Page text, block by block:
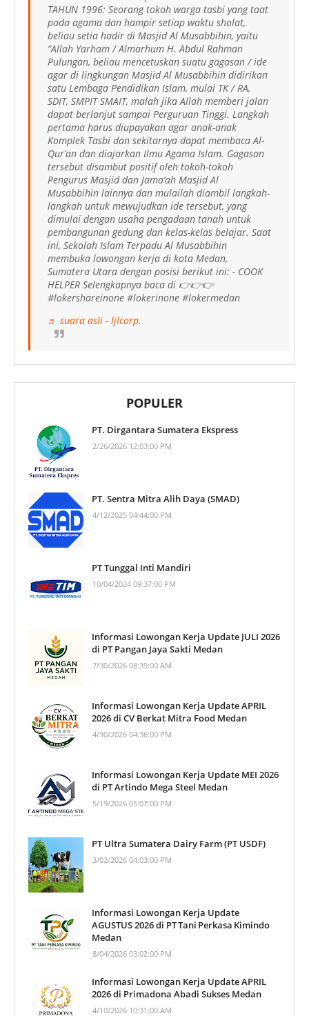
TAHUN 1996: Seorang tokoh warga tasbi yang taat
pada agama dan hampir setiap waktu sholat,
beliau setia hadir di Masjid Al Musabbihin, yaitu
“Allah Yarham / Almarhum H. Abdul Rahman
Pulungan, beliau mencetuskan suatu gagasan / ide
agar di lingkungan Masjid Al Musabbihin didirikan
satu Lembaga Pendidikan Islam, mulai TK / RA,
SDIT, SMPIT SMAIT, malah jika Allah memberi jalan
dapat berlanjut sampai Perguruan Tinggi. Langkah
pertama harus diupayakan agar anak-anak
Komplek Tasbi dan sekitarnya dapat membaca Al-
Qur’an dan diajarkan Ilmu Agama Islam. Gagasan
tersebut disambut positif oleh tokoh-tokoh
Pengurus Masjid dan Jama’ah Masjid Al
Musabbihin lainnya dan mulailah diambil langkah-
langkah untuk mewujudkan ide tersebut, yang
dimulai dengan usaha pengadaan tanah untuk
pembangunan gedung dan kelas-kelas belajar. Saat
ini, Sekolah Islam Terpadu Al Musabbihin
membuka lowongan kerja di kota Medan,
Sumatera Utara dengan posisi berikut ini: - COOK
HELPER Selengkapnya baca di 👉👉👉
#lokershareinone #lokerinone #lokermedan
♬ suara asli - ljlcorp.
POPULER
PT. Dirgantara Sumatera Ekspress
2/26/2026 12:03:00 PM
PT. Sentra Mitra Alih Daya (SMAD)
4/12/2025 04:44:00 PM
PT Tunggal Inti Mandiri
10/04/2024 09:37:00 PM
Informasi Lowongan Kerja Update JULI 2026
di PT Pangan Jaya Sakti Medan
7/30/2026 08:39:00 AM
Informasi Lowongan Kerja Update APRIL
2026 di CV Berkat Mitra Food Medan
4/30/2026 04:36:00 PM
Informasi Lowongan Kerja Update MEI 2026
di PT Artindo Mega Steel Medan
5/19/2026 05:07:00 PM
PT Ultra Sumatera Dairy Farm (PT USDF)
3/02/2026 04:03:00 PM
Informasi Lowongan Kerja Update
AGUSTUS 2026 di PT Tani Perkasa Kimindo
Medan
8/04/2026 03:02:00 PM
Informasi Lowongan Kerja Update APRIL
2026 di Primadona Abadi Sukses Medan
4/10/2026 10:31:00 AM